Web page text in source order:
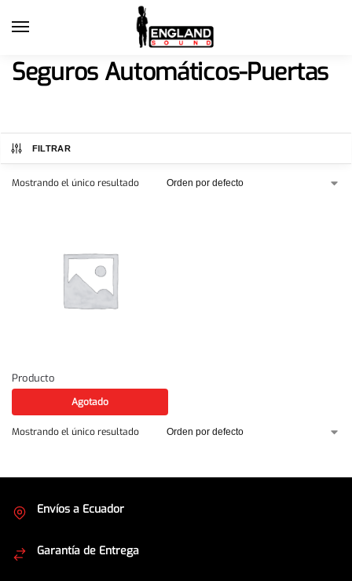
Seguros Automáticos-Puertas
FILTRAR
Mostrando el único resultado
Producto
Agotado
Mostrando el único resultado
Envíos a Ecuador
Garantía de Entrega